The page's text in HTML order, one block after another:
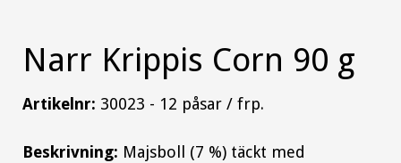
Narr Krippis Corn 90 g
Artikelnr: 30023 - 12 påsar / frp.
Beskrivning: Majsboll (7 %) täckt med